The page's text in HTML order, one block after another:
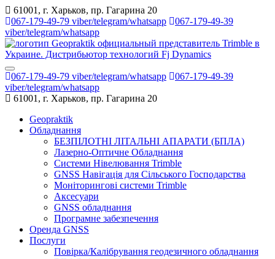
61001, г. Харьков, пр. Гагарина 20
067-179-49-79 viber/telegram/whatsapp
067-179-49-39
viber/telegram/whatsapp
067-179-49-79 viber/telegram/whatsapp
067-179-49-39
viber/telegram/whatsapp
61001, г. Харьков, пр. Гагарина 20
Geopraktik
Обладнання
БЕЗПІЛОТНІ ЛІТАЛЬНІ АПАРАТИ (БПЛА)
Лазерно-Оптичне Обладнання
Системи Нівелювання Trimble
GNSS Навігація для Сільського Господарства
Моніторингові системи Trimble
Аксесуари
GNSS обладнання
Програмне забезпечення
Оренда GNSS
Послуги
Повірка/Калібрування геодезичного обладнання